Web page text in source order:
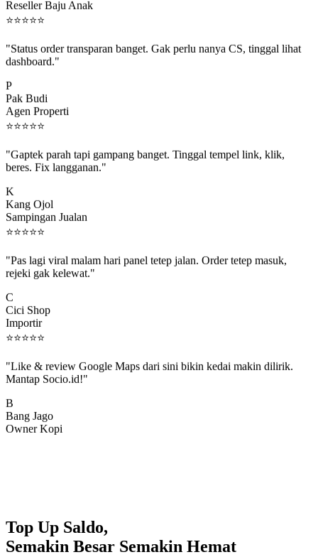
⭐⭐⭐⭐⭐
dashboard."
Pak Budi
Agen Properti
⭐⭐⭐⭐⭐
beres. Fix langganan."
Kang Ojol
Sampingan Jualan
⭐⭐⭐⭐⭐
rejeki gak kelewat."
Cici Shop
Importir
⭐⭐⭐⭐⭐
Mantap Socio.id!"
Bang Jago
Owner Kopi
Top Up Saldo,
Semakin Besar Semakin Hemat